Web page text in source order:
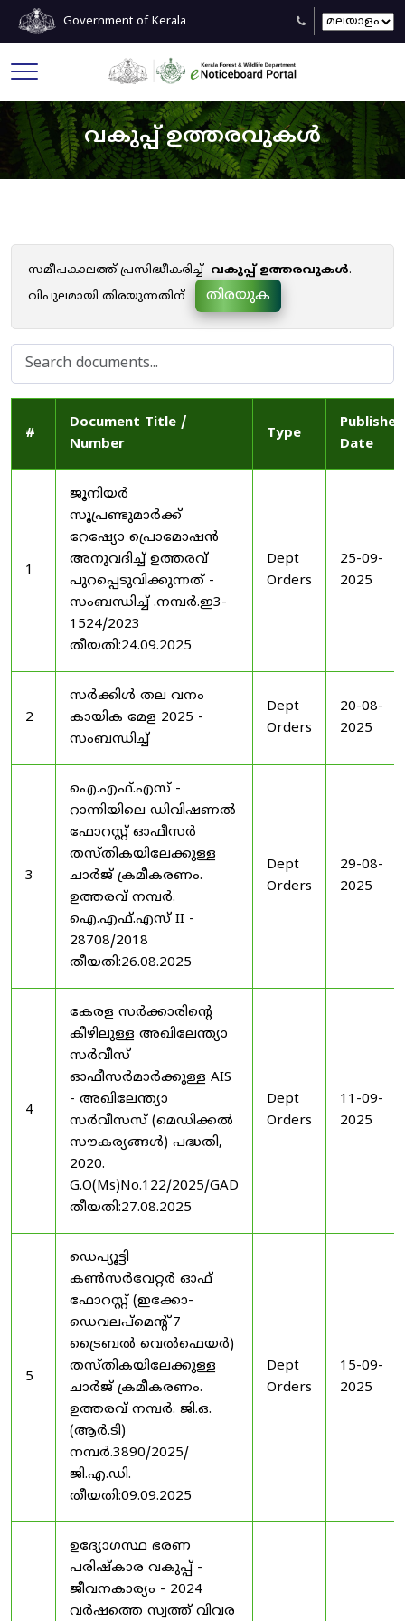
Government of Kerala
വകുപ്പ് ഉത്തരവുകൾ
സമീപകാലത്ത് പ്രസിദ്ധീകരിച്ച് വകുപ്പ് ഉത്തരവുകൾ.
വിപുലമായി തിരയുന്നതിന്
തിരയുക
#
Document Title /
Number
Type
Published
Date
1
ജൂനിയർ
സൂപ്രണ്ടുമാർക്ക്
റേഷ്യോ പ്രൊമോഷൻ
അനുവദിച്ച് ഉത്തരവ്
പുറപ്പെടുവിക്കുന്നത് -
സംബന്ധിച്ച് .നമ്പർ.ഇ3-
1524/2023
തീയതി:24.09.2025
Dept
Orders
25-09-
2025
2
സർക്കിൾ തല വനം
കായിക മേള 2025 -
സംബന്ധിച്ച്
Dept
Orders
20-08-
2025
3
ഐ.എഫ്.എസ് -
റാന്നിയിലെ ഡിവിഷണൽ
ഫോറസ്റ്റ് ഓഫീസർ
തസ്തികയിലേക്കുള്ള
ചാർജ് ക്രമീകരണം.
ഉത്തരവ് നമ്പർ.
ഐ.എഫ്.എസ് II -
28708/2018
തീയതി:26.08.2025
Dept
Orders
29-08-
2025
4
കേരള സർക്കാരിന്റെ
കീഴിലുള്ള അഖിലേന്ത്യാ
സർവീസ്
ഓഫീസർമാർക്കുള്ള AIS
- അഖിലേന്ത്യാ
സർവീസസ് (മെഡിക്കൽ
സൗകര്യങ്ങൾ) പദ്ധതി,
2020.
G.O(Ms)No.122/2025/GAD
തീയതി:27.08.2025
Dept
Orders
11-09-
2025
5
ഡെപ്യൂട്ടി
കൺസർവേറ്റർ ഓഫ്
ഫോറസ്റ്റ് (ഇക്കോ-
ഡെവലപ്മെന്റ് 7
ട്രൈബൽ വെൽഫെയർ)
തസ്തികയിലേക്കുള്ള
ചാർജ് ക്രമീകരണം.
ഉത്തരവ് നമ്പർ. ജി.ഒ.
(ആർ.ടി)
നമ്പർ.3890/2025/
ജി.എ.ഡി.
തീയതി:09.09.2025
Dept
Orders
15-09-
2025
ഉദ്യോഗസ്ഥ ഭരണ
പരിഷ്കാര വകുപ്പ് -
ജീവനകാര്യം - 2024
വർഷത്തെ സ്വത്ത് വിവര